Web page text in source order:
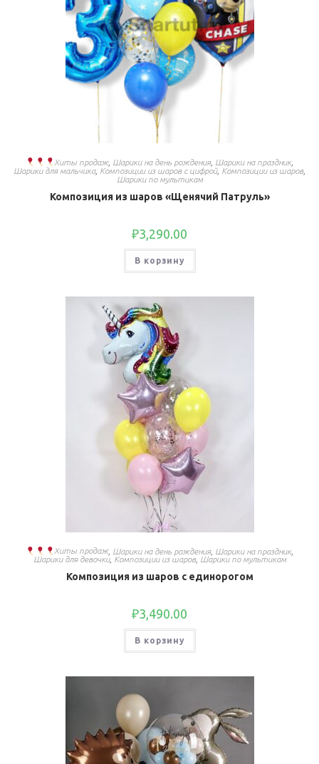
Хиты продаж, Шарики на день рождения, Шарики на праздник,
Шарики для мальчика, Композиции из шаров с цифрой, Композиции из шаров,
Шарики по мультикам
Композиция из шаров «Щенячий Патруль»
₽3,290.00
В корзину
Хиты продаж, Шарики на день рождения, Шарики на праздник,
Шарики для девочки, Композиции из шаров, Шарики по мультикам
Композиция из шаров с единорогом
₽3,490.00
В корзину